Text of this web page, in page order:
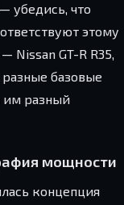
убедись, что
этому
Nissan GT-R R35,
разные базовые
им разный
мощности
концепция